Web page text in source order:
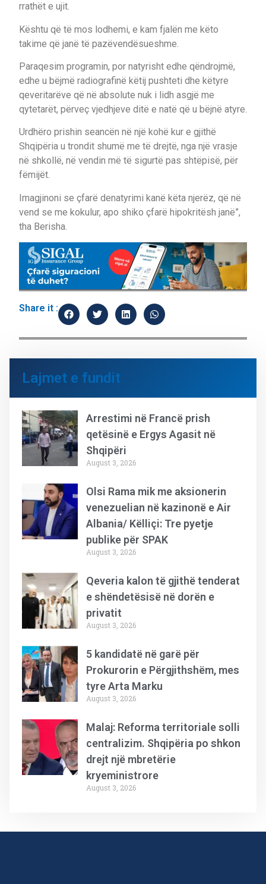
rrathët e ujit.
Kështu që të mos lodhemi, e kam fjalën me këto
takime që janë të pazëvendësueshme.
Paraqesim programin, por natyrisht edhe qëndrojmë,
edhe u bëjmë radiografinë këtij pushteti dhe këtyre
qeveritarëve që në absolute nuk i lidh asgjë me
qytetarët, përveç vjedhjeve ditë e natë që u bëjnë atyre.
Urdhëro prishin seancën në një kohë kur e gjithë
Shqipëria u trondit shumë me të drejtë, nga një vrasje
në shkollë, në vendin më të sigurtë pas shtëpisë, për
fëmijët.
Imagjinoni se çfarë denatyrimi kanë këta njerëz, që në
vend se me kokulur, apo shiko çfarë hipokritësh janë”,
tha Berisha.
Share it :
Lajmet e fundit
Arrestimi në Francë prish
qetësinë e Ergys Agasit në
Shqipëri
August 3, 2026
Olsi Rama mik me aksionerin
venezuelian në kazinonë e Air
Albania/ Këlliçi: Tre pyetje
publike për SPAK
August 3, 2026
Qeveria kalon të gjithë tenderat
e shëndetësisë në dorën e
privatit
August 3, 2026
5 kandidatë në garë për
Prokurorin e Përgjithshëm, mes
tyre Arta Marku
August 3, 2026
Malaj: Reforma territoriale solli
centralizim. Shqipëria po shkon
drejt një mbretërie
kryeministrore
August 3, 2026